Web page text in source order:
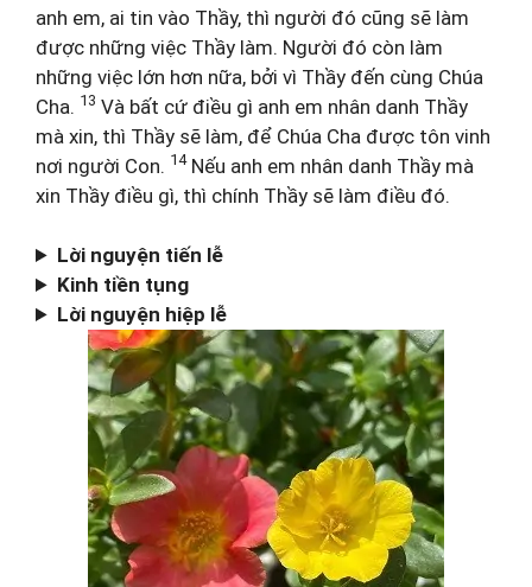
anh em, ai tin vào Thầy, thì người đó cũng sẽ làm
được những việc Thầy làm. Người đó còn làm
những việc lớn hơn nữa, bởi vì Thầy đến cùng Chúa
Cha. 13 Và bất cứ điều gì anh em nhân danh Thầy
mà xin, thì Thầy sẽ làm, để Chúa Cha được tôn vinh
nơi người Con. 14Nếu anh em nhân danh Thầy mà
xin Thầy điều gì, thì chính Thầy sẽ làm điều đó.
Lời nguyện tiến lễ
Kinh tiền tụng
Lời nguyện hiệp lễ